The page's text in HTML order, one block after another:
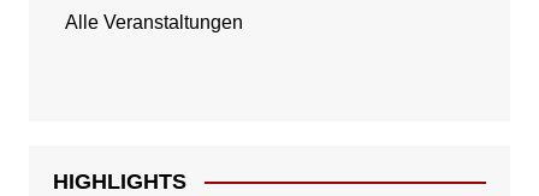
Alle Veranstaltungen
HIGHLIGHTS